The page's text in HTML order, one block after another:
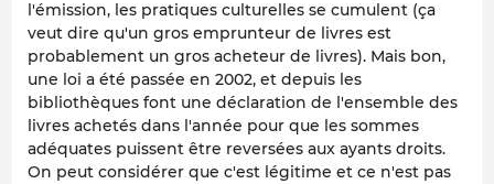
l'émission, les pratiques culturelles se cumulent (ça
veut dire qu'un gros emprunteur de livres est
probablement un gros acheteur de livres). Mais bon,
une loi a été passée en 2002, et depuis les
bibliothèques font une déclaration de l'ensemble des
livres achetés dans l'année pour que les sommes
adéquates puissent être reversées aux ayants droits.
On peut considérer que c'est légitime et ce n'est pas